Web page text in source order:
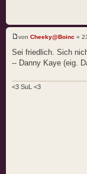
von Cheeky@Boinc »
Sei friedlich. Sich
-- Danny Kaye (eig.
<3 SuL <3